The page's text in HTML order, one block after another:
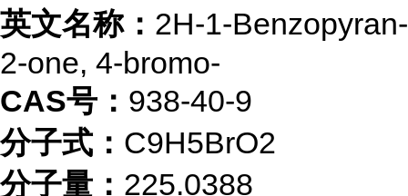
英文名称： 2H-1-Benzopyran-
2-one, 4-bromo-
CAS号： 938-40-9
分子式： C9H5BrO2
分子量： 225.0388